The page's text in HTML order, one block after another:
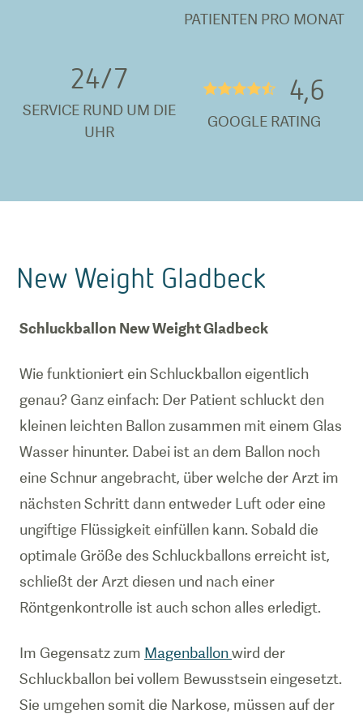
PATIENTEN PRO MONAT
24/7
SERVICE RUND UM DIE
UHR
★★★★½ 4,6
GOOGLE RATING
New Weight Gladbeck
Schluckballon New Weight Gladbeck
Wie funktioniert ein Schluckballon eigentlich
genau? Ganz einfach: Der Patient schluckt den
kleinen leichten Ballon zusammen mit einem Glas
Wasser hinunter. Dabei ist an dem Ballon noch
eine Schnur angebracht, über welche der Arzt im
nächsten Schritt dann entweder Luft oder eine
ungiftige Flüssigkeit einfüllen kann. Sobald die
optimale Größe des Schluckballons erreicht ist,
schließt der Arzt diesen und nach einer
Röntgenkontrolle ist auch schon alles erledigt.
Im Gegensatz zum Magenballonwird der
Schluckballon bei vollem Bewusstsein eingesetzt.
Sie umgehen somit die Narkose, müssen auf der